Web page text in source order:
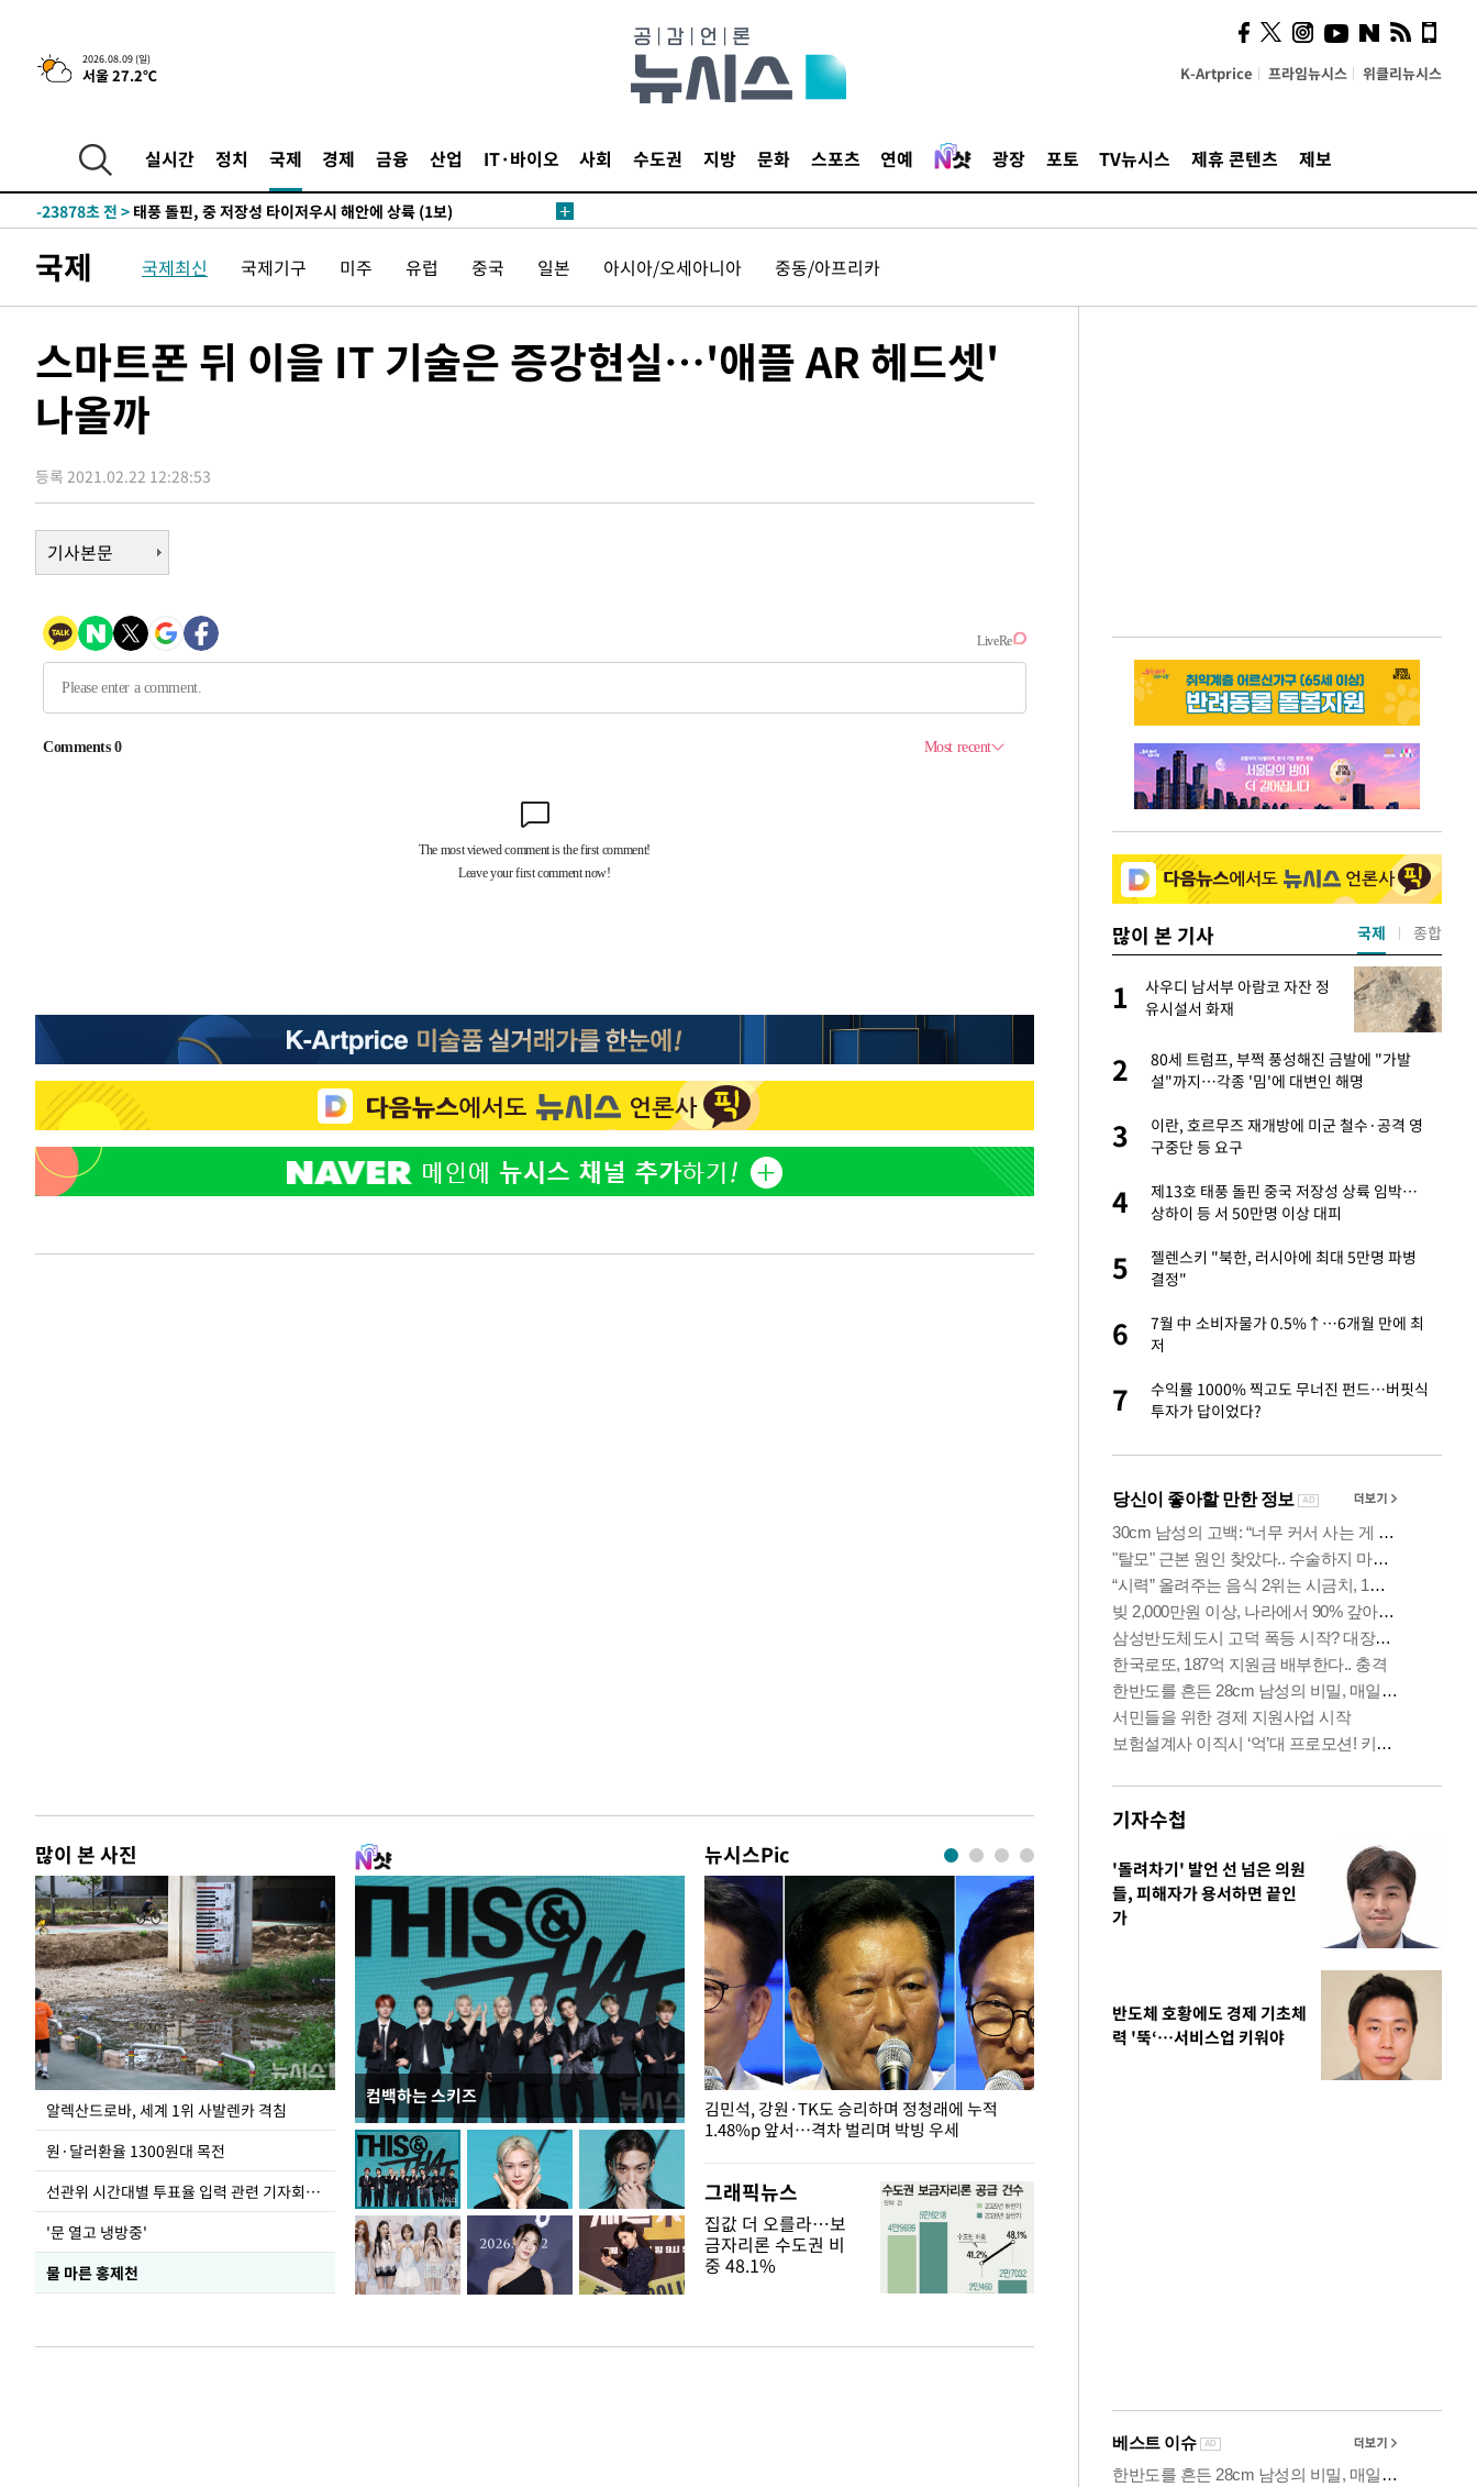
2026.08.09 (일)
서울 27.2℃ K-Artprice 프라임뉴시스 위클리뉴시스
실시간 정치 국제 경제 금융 산업 IT·바이오 사회 수도권 지방 문화 스포츠 연예 광장 포토 TV뉴시스 제휴 콘텐츠 제보
3시간 전 >콜롬비아 신임 우파 대통령 취임 하루만에 차량폭탄 폭발 사건
-30720초 전 > 'AT마드리드 7번' 이강인, 맨시티 상대로 비공식 데뷔전
-28286초 전 >
네타냐후, 트럼프의 가자 평화 2차 15개조 평화안 '거부'
-24882초 전 >
-23878초 전 > 태풍 돌핀, 중 저장성 타이저우시 해안에 상륙 (1보)
-19854초 전 >
[속보]與 강원·TK 당원투표 합산 김민석 48.54%로 승리…정청래
-19188초 전 >與 강원·TK 당원투표 합산 김민석 46.01%로 승리…정청래
-18835초 전 >[속보]與 당대표 경선, 경북 권리당원 투표 김민석 47.37%·정청래
45.71%
-18737초 전 >[속보]與 당대표 경선, 대구 권리당원 투표 정청래 47.82%·김민석
46.35%
-18534초 전 >[속보]與 당대표 경선, 강원 권리당원 투표 김민석 승리…50.30%
-9094초 전 >[속보]장은수, KLPGA 제주삼다수 역전 우승…데뷔 10년 차에 첫 정
-4386초 전 >
손흥민, 68분 뛰고 2경기 침묵…LAFC, 톨루카에 1-0 승리(종합)
-3658초 전 >'2경기 연속 침묵' 손흥민, 톨루카전 68분만 뛰고 슈팅 0개
-2410초 전 > 이강인, 오늘 서울서 AT마드리드 입단식…'전례 없는 특급대우'
2시간 전 >'여긴 20도, 저긴 50도'…열화상 카메라로 본 폭염 저감시설 '온도차'
AT마드리드 데뷔 앞둔 이강인, 맨시티전 선발 대신 '벤치 시작'
-18737초 전 >[속보]與 당대표 경선, 대구 권리당원 투표 정청래 47.82%·김민석
46.35%
-18534초 전 >
[속보]與 당대표 경선, 강원 권리당원 투표 김민석 승리…50.30%
득표
-9094초 전 >[속보]장은수, KLPGA 제주삼다수 역전 우승…데뷔 10년 차에 첫 정
상
-4459초 전 >"얼마나 더웠으면"…안동 물길공원서 헤엄친 구렁이 '소동'
-4386초 전 >
손흥민, 68분 뛰고 2경기 침묵…LAFC, 톨루카에 1-0 승리(종합)
-3658초 전 >'2경기 연속 침묵' 손흥민, 톨루카전 68분만 뛰고 슈팅 0개
2시간 전 >'여긴 20도, 저긴 50도'…열화상 카메라로 본 폭염 저감시설 '온도차'
국제 국제최신 국제기구 미주 유럽 중국 일본 아시아/오세아니아 중동/아프리카
스마트폰 뒤 이을 IT 기술은 증강현실…'애플 AR 헤드셋'
나올까
등록 2021.02.22 12:28:53
기사본문
많이 본 사진
알렉산드로바, 세계 1위 사발렌카 격침
원·달러환율 1300원대 목전
선관위 시간대별 투표율 입력 관련 기자회견하는 주진우 의원
'문 열고 냉방중'
물 마른 홍제천
컴백하는 스키즈
뉴시스Pic
극한 폭염에 바닥 드러난 홍제천…물고기 떼죽음
도
김민석, 강원·TK도 승리하며 정청래에 누적
1.48%p 앞서…격차 벌리며 박빙 우세
그래픽뉴스
집값 더 오를라…보
금자리론 수도권 비
중 48.1%
많이 본 기사
2
LAFC 손흥민, 리그스컵 톨루카전 선발 출
격…득점포 재가동 도전
3
이강인, 오늘 서울서 AT마드리드 입단
식…'전례 없는 특급대우'
4
제니, 동거 여부 물음에 "여기까지만 하자"
5
'여긴 20도, 저긴 50도'…열화상 카메라로 본
1
사우디 남서부 아람코 자잔 정
유시설서 화재
2
80세 트럼프, 부쩍 풍성해진 금발에 "가발
설"까지…각종 '밈'에 대변인 해명
3
이란, 호르무즈 재개방에 미군 철수·공격 영
구중단 등 요구
4
제13호 태풍 돌핀 중국 저장성 상륙 임박…
상하이 등 서 50만명 이상 대피
5
젤렌스키 "북한, 러시아에 최대 5만명 파병
결정"
6
7월 中 소비자물가 0.5%↑…6개월 만에 최
저
7
수익률 1000% 찍고도 무너진 펀드…버핏식
투자가 답이었다?
국제 종합
기자수첩
'돌려차기' 발언 선 넘은 의원
들, 피해자가 용서하면 끝인
가
반도체 호황에도 경제 기초체
력 '뚝‘…서비스업 키워야